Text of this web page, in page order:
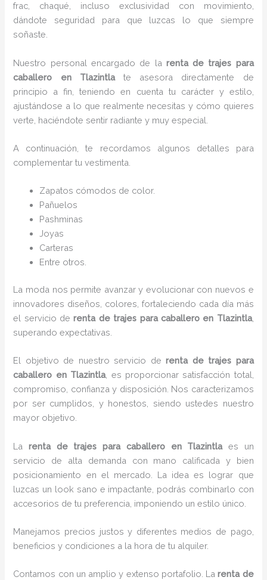
frac, chaqué, incluso exclusividad con movimiento,
dándote seguridad para que luzcas lo que siempre
soñaste.
Nuestro personal encargado de la renta de trajes para
caballero en Tlazintlate asesora directamente de
principio a fin, teniendo en cuenta tu carácter y estilo,
ajustándose a lo que realmente necesitas y cómo quieres
verte, haciéndote sentir radiante y muy especial.
A continuación, te recordamos algunos detalles para
complementar tu vestimenta.
Zapatos cómodos de color.
Pañuelos
Pashminas
Joyas
Carteras
Entre otros.
La moda nos permite avanzar y evolucionar con nuevos e
innovadores diseños, colores, fortaleciendo cada día más
el servicio derenta de trajes para caballero en Tlazintla,
superando expectativas.
El objetivo de nuestro servicio derenta de trajes para
caballero en Tlazintla, es proporcionar satisfacción total,
compromiso, confianza y disposición. Nos caracterizamos
por ser cumplidos, y honestos, siendo ustedes nuestro
mayor objetivo.
Larenta de trajes para caballero en Tlazintla es un
servicio de alta demanda con mano calificada y bien
posicionamiento en el mercado. La idea es lograr que
luzcas un look sano e impactante, podrás combinarlo con
accesorios de tu preferencia, imponiendo un estilo único.
Manejamos precios justos y diferentes medios de pago,
beneficios y condiciones a la hora de tu alquiler.
Contamos con un amplio y extenso portafolio. Larenta de